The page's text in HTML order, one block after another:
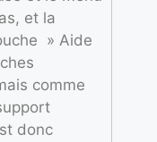
et la
» Aide
comme
donc